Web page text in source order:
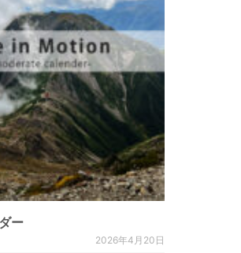
ー
2026年4月20日